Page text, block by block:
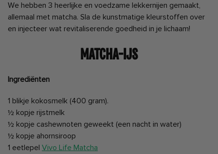
We hebben 3 heerlijke en voedzame lekkernijen gemaakt,
allemaal met matcha. Sla de kunstmatige kleurstoffen over
en injecteer wat revitaliserende goedheid in je lichaam!
Matcha-ijs
Ingrediënten
1 blikje kokosmelk (400 gram).
½ kopje rijstmelk
½ kopje cashewnoten geweekt (een nacht in water)
½ kopje ahornsiroop
1 eetlepel Vivo Life Matcha